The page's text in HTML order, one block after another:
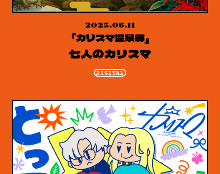
2025.06.11
「カリスマ温泉郷」
七人のカリスマ
DIGITAL